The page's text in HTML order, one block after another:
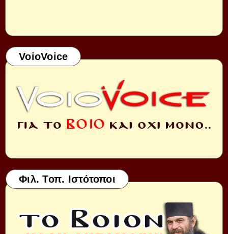
VoioVoice
Φιλ. Τοπ. Ιστότοποι